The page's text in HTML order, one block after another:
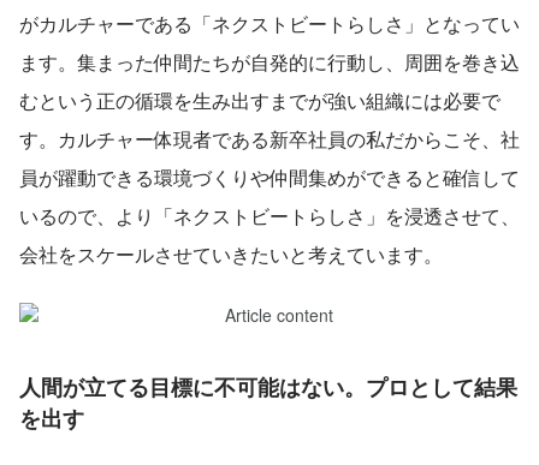
がカルチャーである「ネクストビートらしさ」となってい
ます。集まった仲間たちが自発的に行動し、周囲を巻き込
むという正の循環を生み出すまでが強い組織には必要で
す。カルチャー体現者である新卒社員の私だからこそ、社
員が躍動できる環境づくりや仲間集めができると確信して
いるので、より「ネクストビートらしさ」を浸透させて、
会社をスケールさせていきたいと考えています。
人間が立てる目標に不可能はない。プロとして結果
を出す